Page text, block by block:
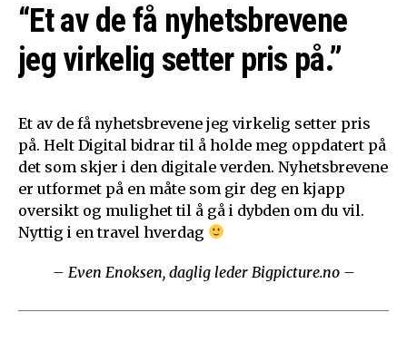
“Et av de få nyhetsbrevene
jeg virkelig setter pris på.”
Et av de få nyhetsbrevene jeg virkelig setter pris
på. Helt Digital bidrar til å holde meg oppdatert på
det som skjer i den digitale verden. Nyhetsbrevene
er utformet på en måte som gir deg en kjapp
oversikt og mulighet til å gå i dybden om du vil.
Nyttig i en travel hverdag
– Even Enoksen, daglig leder Bigpicture.no –